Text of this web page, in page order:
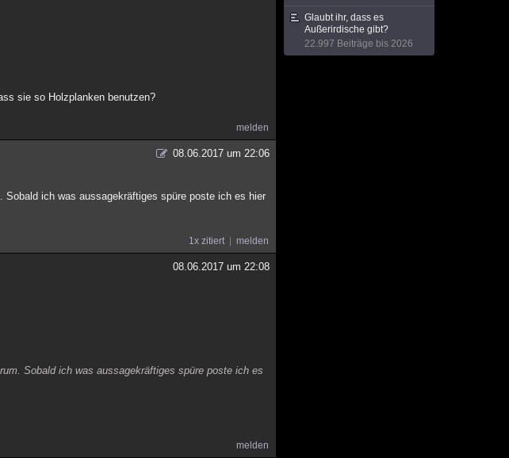
sie so Holzplanken benutzen?
melden
08.06.2017 um 22:06
ich was aussagekräftiges spüre poste ich es hier
1x zitiert melden
08.06.2017 um 22:08
Sobald ich was aussagekräftiges spüre poste ich es
melden
Glaubt ihr, dass es
Außerirdische gibt?
22.997 Beiträge bis 2026